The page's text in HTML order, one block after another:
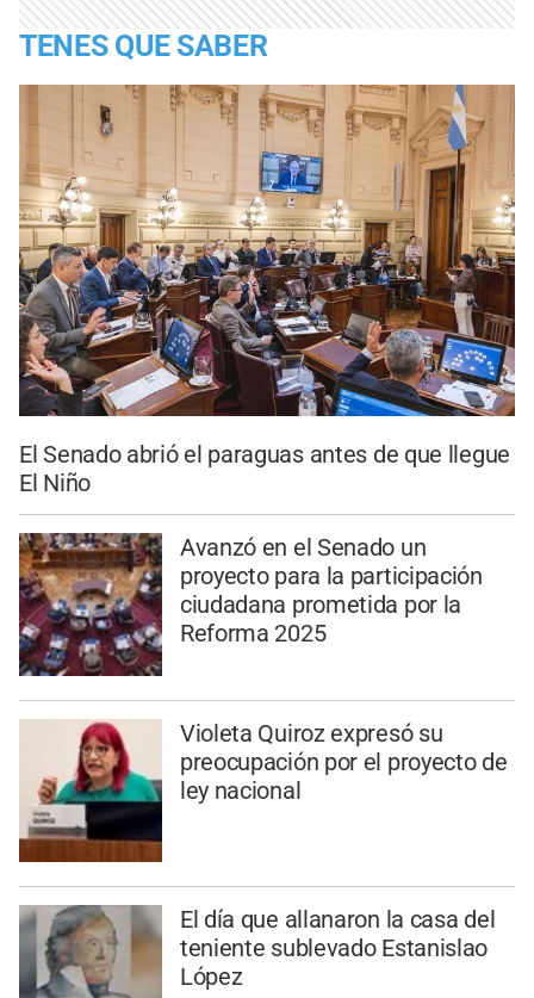
TENES QUE SABER
El Senado abrió el paraguas antes de que llegue
El Niño
Avanzó en el Senado un
proyecto para la participación
ciudadana prometida por la
Reforma 2025
Violeta Quiroz expresó su
preocupación por el proyecto de
ley nacional
El día que allanaron la casa del
teniente sublevado Estanislao
López